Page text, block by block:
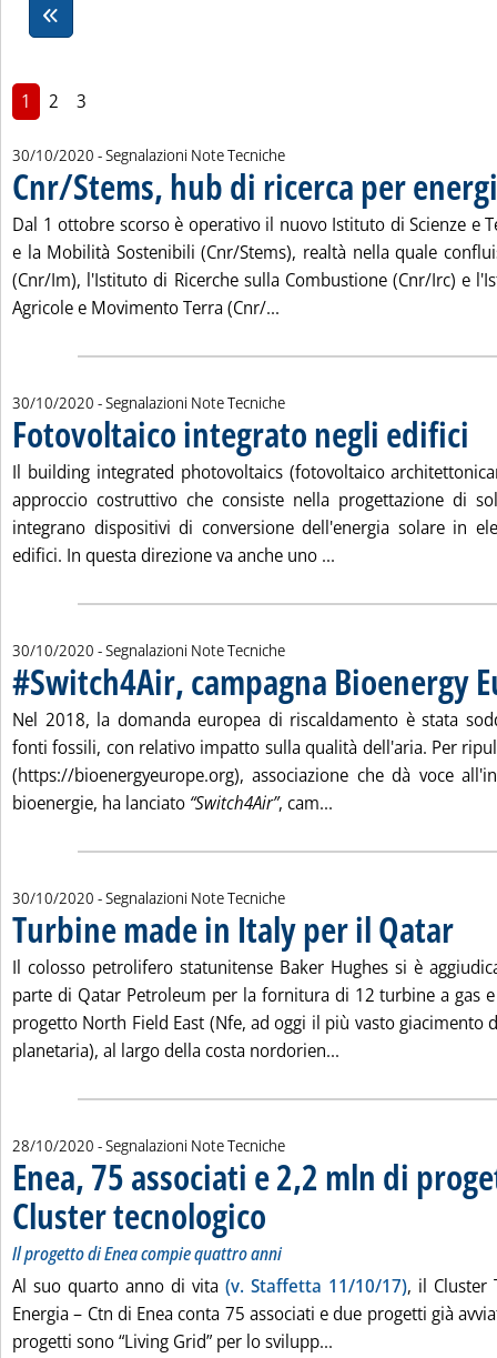
1 2 3
30/10/2020 - Segnalazioni Note Tecniche
Cnr/Stems, hub di ricerca per
. Pubblicata venerdì 30 ottobre 2020 alle 10.19.
Dal 1 ottobre scorso è operativo il nuovo Istituto di Scienze e
e la Mobilità Sostenibili (Cnr/Stems), realtà nella quale
(Cnr/Im), l'Istituto di Ricerche sulla Combustione (Cnr/Irc) e
Agricole e Movimento Terra (Cnr/...
30/10/2020 - Segnalazioni Note Tecniche
Fotovoltaico integrato negli edifici
. Pubblicata venerdì 30 ottobre 2020 alle 10.18.
Il building integrated photovoltaics (fotovoltaico
approccio costruttivo che consiste nella progettazione di
integrano dispositivi di conversione dell'energia solare in
edifici. In questa direzione va anche uno ...
30/10/2020 - Segnalazioni Note Tecniche
#Switch4Air, campagna Bioenergy
. Pubblicata venerdì 30 ottobre 2020 alle 10.18.
Nel 2018, la domanda europea di riscaldamento è stata
fonti fossili, con relativo impatto sulla qualità dell'aria. Per
(https://bioenergyeurope.org), associazione che dà voce
bioenergie, ha lanciato “Switch4Air”, cam...
30/10/2020 - Segnalazioni Note Tecniche
Turbine made in Italy per il Qatar
. Pubblicata venerdì 30 ottobre 2020 alle 10.18.
Il colosso petrolifero statunitense Baker Hughes si è
parte di Qatar Petroleum per la fornitura di 12 turbine a gas
progetto North Field East (Nfe, ad oggi il più vasto giacimento
planetaria), al largo della costa nordorien...
28/10/2020 - Segnalazioni Note Tecniche
Enea, 75 associati e 2,2 mln di
Cluster tecnologico . Sottotitolo: Il progetto di Enea compie
. Pubblicata mercoledì 28 ottobre 2020
Il progetto di Enea compie quattro anni
Al suo quarto anno di vita (v. Staffetta 11/10/17), il Cluster
Energia – Ctn di Enea conta 75 associati e due progetti già
progetti sono “Living Grid” per lo svilupp...